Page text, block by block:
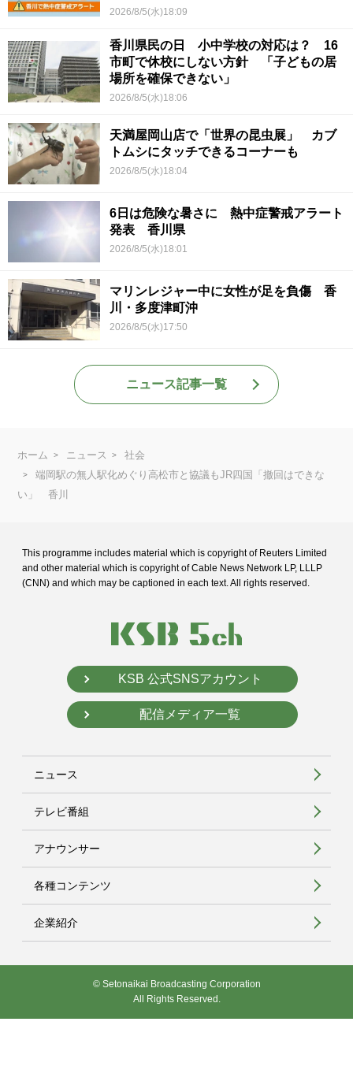
くか
2026/8/5(水)18:09
香川県民の日 小中学校の対応は？ 16
市町で休校にしない方針 「子どもの居
場所を確保できない」
2026/8/5(水)18:06
天満屋岡山店で「世界の昆虫展」 カブ
トムシにタッチできるコーナーも
2026/8/5(水)18:04
6日は危険な暑さに 熱中症警戒アラート
発表 香川県
2026/8/5(水)18:01
マリンレジャー中に女性が足を負傷 香
川・多度津町沖
2026/8/5(水)17:50
ニュース記事一覧
ホーム ニュース
社会
端岡駅の無人駅化めぐり高松市と協議もJR四国「撤回はできな
い」 香川
This programme includes material which is copyright of Reuters Limited
and other material which is copyright of Cable News Network LP, LLLP
(CNN) and which may be captioned in each text. All rights reserved.
KSB 公式SNSアカウント
配信メディア一覧
ニュース
テレビ番組
アナウンサー
各種コンテンツ
企業紹介
© Setonaikai Broadcasting Corporation
All Rights Reserved.